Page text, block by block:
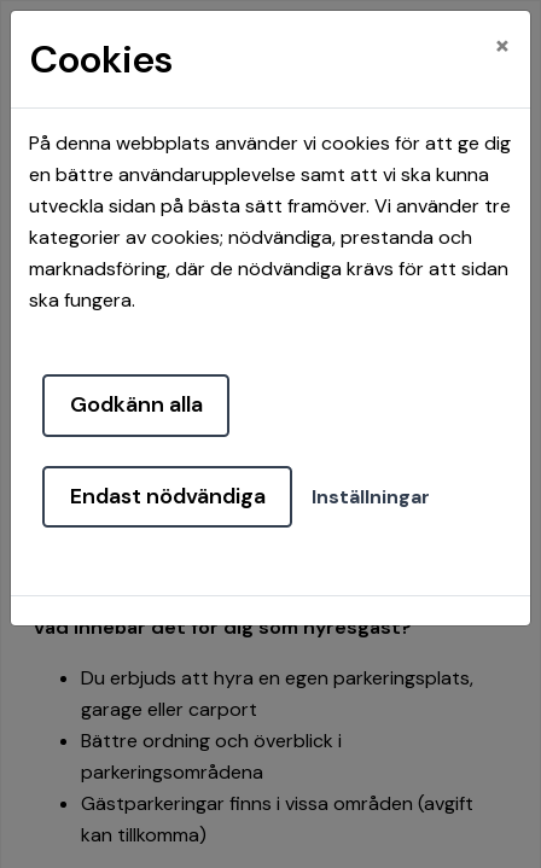
Hem Hyresgäster Boendeinfo Parkering
Parkering
Parkering i ditt bostadsområde
Sotenäsbostäder arbetar med att ge varje hushåll
möjlighet att hyra en egen parkeringsplats, garage
eller carport. Införandet sker område för område.
Vad innebär det för dig som hyresgäst?
Du erbjuds att hyra en egen parkeringsplats,
garage eller carport
Bättre ordning och överblick i
parkeringsområdena
Gästparkeringar finns i vissa områden (avgift
kan tillkomma)
Cookies ×
På denna webbplats använder vi cookies för att ge dig
en bättre användarupplevelse samt att vi ska kunna
utveckla sidan på bästa sätt framöver. Vi använder tre
kategorier av cookies; nödvändiga, prestanda och
marknadsföring, där de nödvändiga krävs för att sidan
ska fungera.
Godkänn alla
Endast nödvändiga Inställningar